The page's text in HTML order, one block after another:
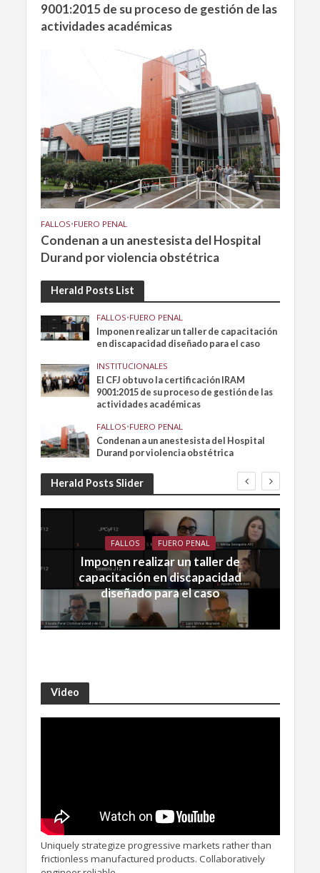
9001:2015 de su proceso de gestión de las
actividades académicas
FALLOS•FUERO PENAL
Condenan a un anestesista del Hospital
Durand por violencia obstétrica
Herald Posts List
FALLOS•FUERO PENAL
Imponen realizar un taller de capacitación
en discapacidad diseñado para el caso
INSTITUCIONALES
El CFJ obtuvo la certificación IRAM
9001:2015 de su proceso de gestión de las
actividades académicas
FALLOS•FUERO PENAL
Condenan a un anestesista del Hospital
Durand por violencia obstétrica
Herald Posts Slider
FALLOS FUERO PENAL
Imponen realizar un taller de
capacitación en discapacidad
diseñado para el caso
Video
Uniquely strategize progressive markets rather than
frictionless manufactured products. Collaboratively